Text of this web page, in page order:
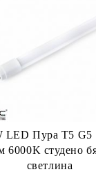
LED Пура T5 G5
6000K студено
светлина